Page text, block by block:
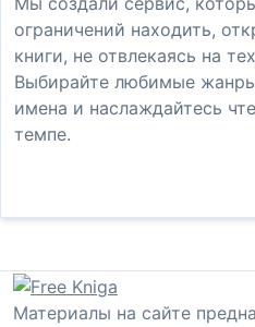
ограничений находить,
книги, не отвлекаясь на
Выбирайте любимые
имена и наслаждайтесь
темпе.
Материалы на сайте